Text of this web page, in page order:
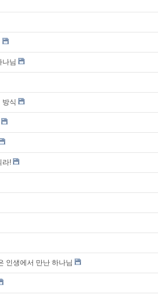
나님
방식
라!
인생에서 만난 하나님